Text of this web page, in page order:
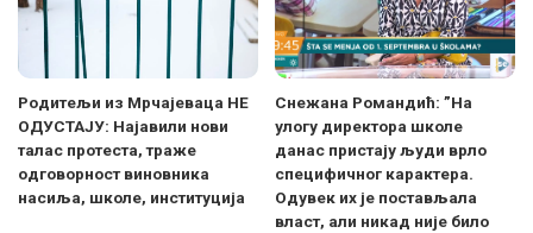
Родитељи из Мрчајеваца НЕ
ОДУСТАЈУ: Најавили нови
талас протеста, траже
одговорност виновника
насиља, школе, институција
Снежана Романдић: ”На
улогу директора школе
данас пристају људи врло
специфичног карактера.
Одувек их је постављала
власт, али никад није било